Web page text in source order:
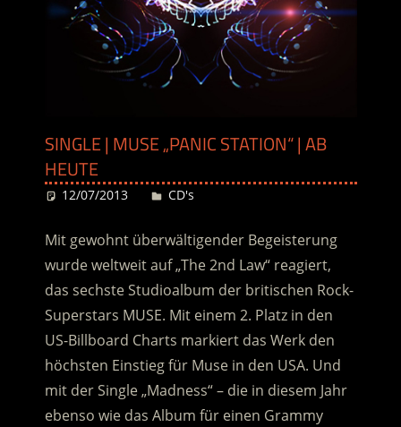
SINGLE | MUSE „PANIC STATION“ | AB
HEUTE
12/07/2013 Desiree
CD's
Mit gewohnt überwältigender Begeisterung
wurde weltweit auf „The 2nd Law“ reagiert,
das sechste Studioalbum der britischen Rock-
Superstars MUSE. Mit einem 2. Platz in den
US-Billboard Charts markiert das Werk den
höchsten Einstieg für Muse in den USA. Und
mit der Single „Madness“ – die in diesem Jahr
ebenso wie das Album für einen Grammy